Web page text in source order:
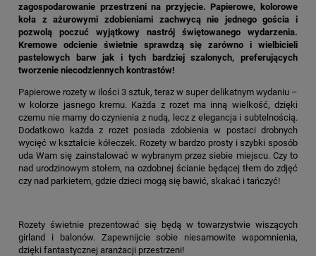
zagospodarowanie przestrzeni na przyjęcie. Papierowe, kolorowe
koła z ażurowymi zdobieniami zachwycą nie jednego gościa i
pozwolą poczuć wyjątkowy nastrój świętowanego wydarzenia.
Kremowe odcienie świetnie sprawdzą się zarówno i wielbicieli
pastelowych barw jak i tych bardziej szalonych, preferujących
tworzenie niecodziennych kontrastów!
Papierowe rozety w ilości 3 sztuk, teraz w super delikatnym wydaniu –
w kolorze jasnego kremu. Każda z rozet ma inną wielkość, dzięki
czemu nie mamy do czynienia z nudą, lecz z elegancja i subtelnością.
Dodatkowo każda z rozet posiada zdobienia w postaci drobnych
wycięć w kształcie kółeczek. Rozety w bardzo prosty i szybki sposób
uda Wam się zainstalować w wybranym przez siebie miejscu. Czy to
nad urodzinowym stołem, na ozdobnej ścianie będącej tłem do zdjęć
czy nad parkietem, gdzie dzieci mogą się bawić, skakać i tańczyć!
Rozety świetnie prezentować się będą w towarzystwie wiszących
girland i balonów. Zapewnijcie sobie niesamowite wspomnienia,
dzięki fantastycznej aranżacji przestrzeni!